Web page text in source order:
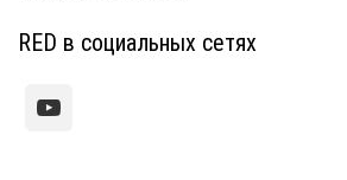
RED в социальных сетях